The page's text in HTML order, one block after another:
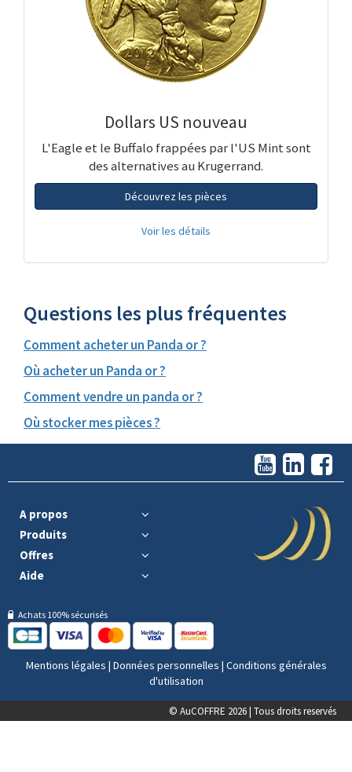
Dollars US nouveau
L'Eagle et le Buffalo frappées par l'US Mint sont
des alternatives au Krugerrand.
Découvrez les pièces
Voir les détails
Questions les plus fréquentes
Comment acheter un Panda or ?
Où acheter un Panda or ?
Comment vendre un panda or ?
Où stocker mes pièces ?
A propos
Produits
Offres
Aide
Achats 100% sécurisés
Mentions légales | Données personnelles | Conditions générales
d'utilisation
© AuCOFFRE 2026 | Tous droits reservés